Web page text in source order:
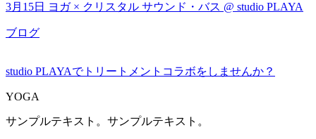
3月15日 ヨガ × クリスタル サウンド・バス @ studio PLAYA
ブログ
studio PLAYAでトリートメントコラボをしませんか？
YOGA
サンプルテキスト。サンプルテキスト。